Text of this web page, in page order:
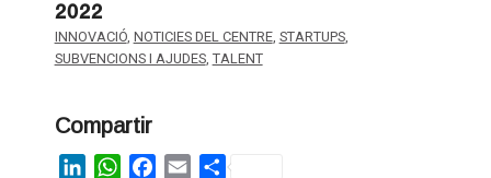
2022
INNOVACIÓ, NOTICIES DEL CENTRE, STARTUPS,
SUBVENCIONS I AJUDES, TALENT
Compartir
LinkedInWhatsAppFacebook
EmailShare